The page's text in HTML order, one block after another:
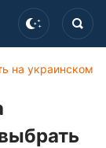
на украинском